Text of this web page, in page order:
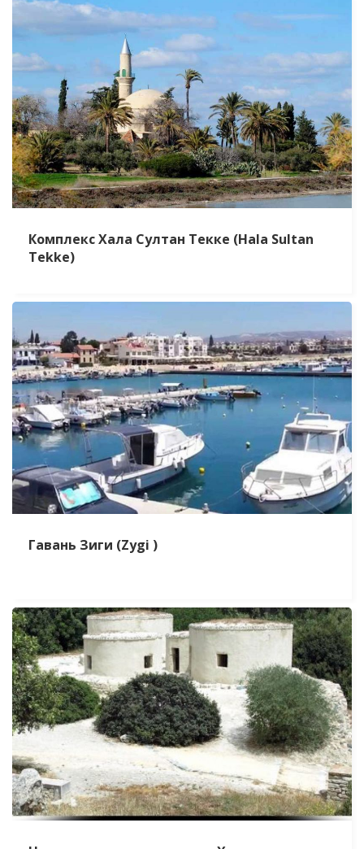
Комплекс Хала Султан Текке (Hala Sultan
Tekke)
Гавань Зиги (Zygi )